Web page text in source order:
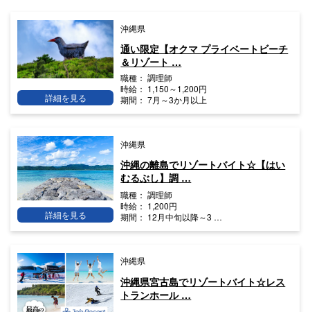
沖縄県
通い限定【オクマ プライベートビーチ
＆リゾート …
職種： 調理師
時給： 1,150～1,200円
期間： 7月～3か月以上
詳細を見る
沖縄県
沖縄の離島でリゾートバイト☆【はい
むるぶし】調 …
職種： 調理師
時給： 1,200円
期間： 12月中旬以降～3 …
詳細を見る
沖縄県
沖縄県宮古島でリゾートバイト☆レス
トランホール …